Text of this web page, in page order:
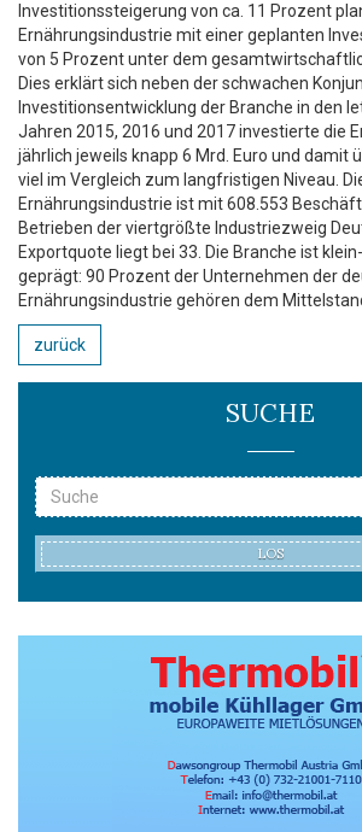
Investitionssteigerung von ca. 11 Prozent
Ernährungsindustrie mit einer geplanten
von 5 Prozent unter dem
Dies erklärt sich neben der schwachen
Investitionsentwicklung der Branche in den
Jahren 2015, 2016 und 2017 investierte die
jährlich jeweils knapp 6 Mrd. Euro und damit
viel im Vergleich zum langfristigen Niveau.
Ernährungsindustrie ist mit 608.553
Betrieben der viertgrößte Industriezweig
Exportquote liegt bei 33. Die Branche ist
geprägt: 90 Prozent der Unternehmen der
Ernährungsindustrie gehören dem
zurück
SUCHE
LOS